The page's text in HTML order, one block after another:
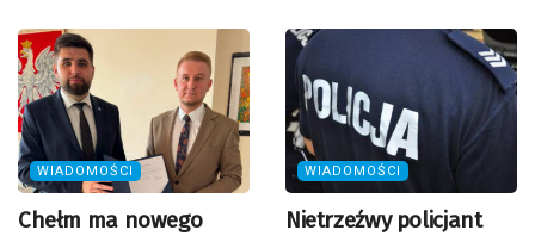
WIADOMOŚCI
Chełm ma nowego
WIADOMOŚCI
Nietrzeźwy policjant